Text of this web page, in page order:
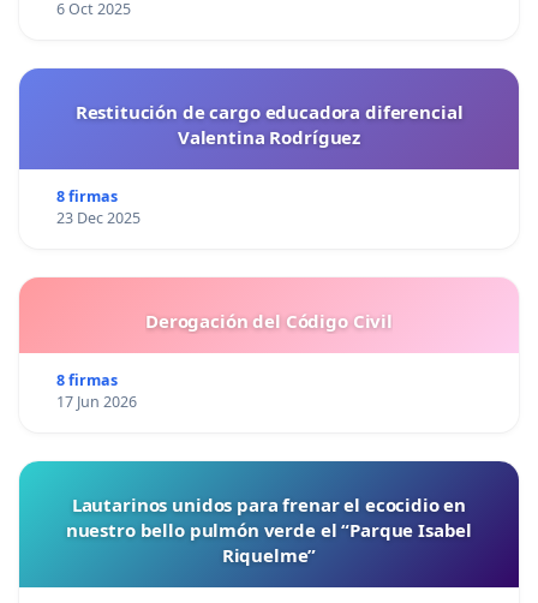
6 Oct 2025
Restitución de cargo educadora diferencial
Valentina Rodríguez
8 firmas
23 Dec 2025
Derogación del Código Civil
8 firmas
17 Jun 2026
Lautarinos unidos para frenar el ecocidio en
nuestro bello pulmón verde el “Parque Isabel
Riquelme”